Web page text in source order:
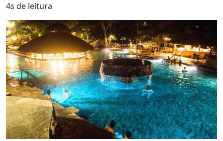
4s de leitura